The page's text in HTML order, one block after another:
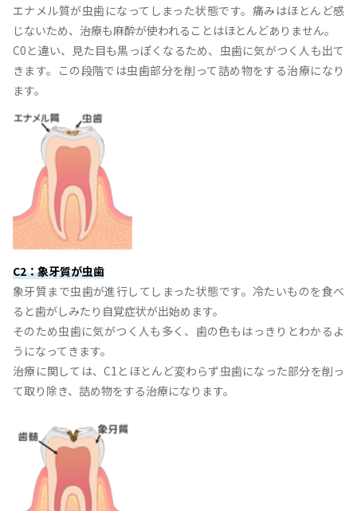
エナメル質が虫歯になってしまった状態です。痛みはほとんど感
じないため、治療も麻酔が使われることはほとんどありません。
C0と違い、見た目も黒っぽくなるため、虫歯に気がつく人も出て
きます。この段階では虫歯部分を削って詰め物をする治療になり
ます。
C2：象牙質が虫歯
象牙質まで虫歯が進行してしまった状態です。冷たいものを食べ
ると歯がしみたり自覚症状が出始めます。
そのため虫歯に気がつく人も多く、歯の色もはっきりとわかるよ
うになってきます。
治療に関しては、C1とほとんど変わらず虫歯になった部分を削っ
て取り除き、詰め物をする治療になります。